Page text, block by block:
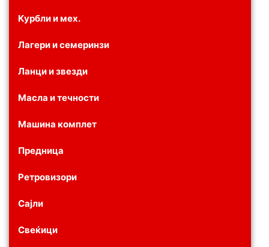
Курбли и мех.
Лагери и семеринзи
Ланци и звезди
Масла и течности
Машина комплет
Предница
Ретровизори
Сајли
Свеќици